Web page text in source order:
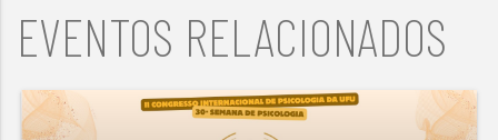
EVENTOS RELACIONADOS